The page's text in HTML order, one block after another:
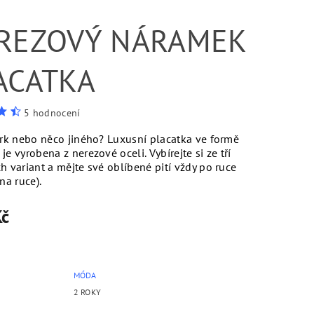
NÁRAMEK
5 hodnocení
nebo něco jiného? Luxusní placatka ve formě
vyrobena z nerezové oceli. Vybírejte si ze tří
variant a mějte své oblíbené pití vždy po ruce
ruce).
MÓDA
2 ROKY